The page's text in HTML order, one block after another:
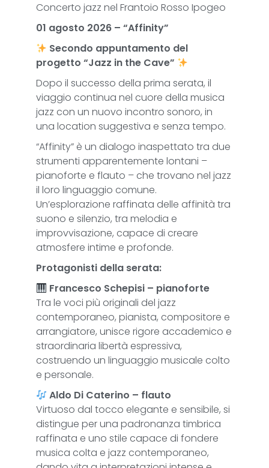
Concerto jazz nel Frantoio Rosso Ipogeo
01 agosto 2026 – “Affinity”
Secondo appuntamento del
progetto “Jazz in the Cave”
Dopo il successo della prima serata, il
viaggio continua nel cuore della musica
jazz con un nuovo incontro sonoro, in
una location suggestiva e senza tempo.
“Affinity” è un dialogo inaspettato tra due
strumenti apparentemente lontani –
pianoforte e flauto – che trovano nel jazz
il loro linguaggio comune.
Un’esplorazione raffinata delle affinità tra
suono e silenzio, tra melodia e
improvvisazione, capace di creare
atmosfere intime e profonde.
Protagonisti della serata:
Francesco Schepisi – pianoforte
Tra le voci più originali del jazz
contemporaneo, pianista, compositore e
arrangiatore, unisce rigore accademico e
straordinaria libertà espressiva,
costruendo un linguaggio musicale colto
e personale.
Aldo Di Caterino – flauto
Virtuoso dal tocco elegante e sensibile, si
distingue per una padronanza timbrica
raffinata e uno stile capace di fondere
musica colta e jazz contemporaneo,